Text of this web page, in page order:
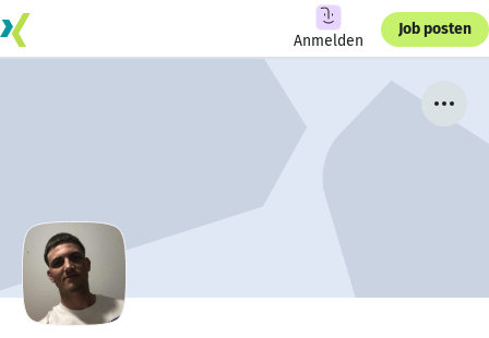
Anmelden
Job posten